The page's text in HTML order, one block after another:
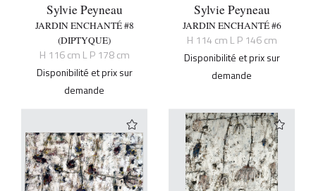
Sylvie Peyneau
JARDIN ENCHANTÉ #8
(DIPTYQUE)
H 116 cm L P 178 cm
Disponibilité et prix sur
demande
Sylvie Peyneau
JARDIN ENCHANTÉ #6
H 114 cm L P 146 cm
Disponibilité et prix sur
demande